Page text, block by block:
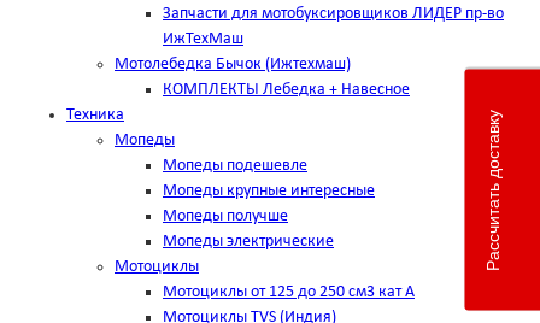
Запчасти для мотобуксировщиков ЛИДЕР пр-во
ИжТехМаш
Мотолебедка Бычок (Ижтехмаш)
КОМПЛЕКТЫ Лебедка + Навесное
Техника
Мопеды
Мопеды подешевле
Мопеды крупные интересные
Мопеды получше
Мопеды электрические
Мотоциклы
Мотоциклы от 125 до 250 см3 кат А
Мотоциклы TVS (Индия)
Рассчитать доставку